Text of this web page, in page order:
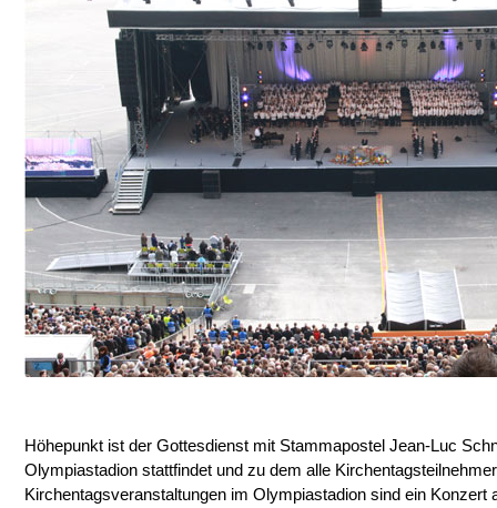
Höhepunkt ist der Gottesdienst mit Stammapostel Jean-Luc
Olympiastadion stattfindet und zu dem alle
Kirchentagsveranstaltungen im Olympiastadion sind ein Konzert